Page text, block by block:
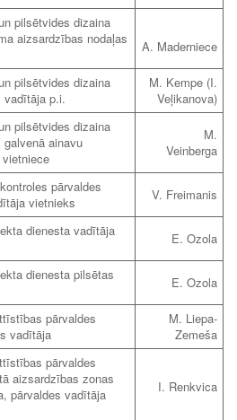
pilsētvides dizaina
aizsardzības nodaļas
A. Maderniece
pilsētvides dizaina
vadītāja p.i.
M. Kempe (I.
Veļikanova)
pilsētvides dizaina
ainavu
M.
Veinberga
pārvaldes
vietnieks
V. Freimanis
dienesta vadītāja
E. Ozola
dienesta pilsētas
E. Ozola
pārvaldes
vadītāja
M. Liepa-
Zemeša
pārvaldes
aizsardzības zonas
pārvaldes vadītāja
I. Renkvica